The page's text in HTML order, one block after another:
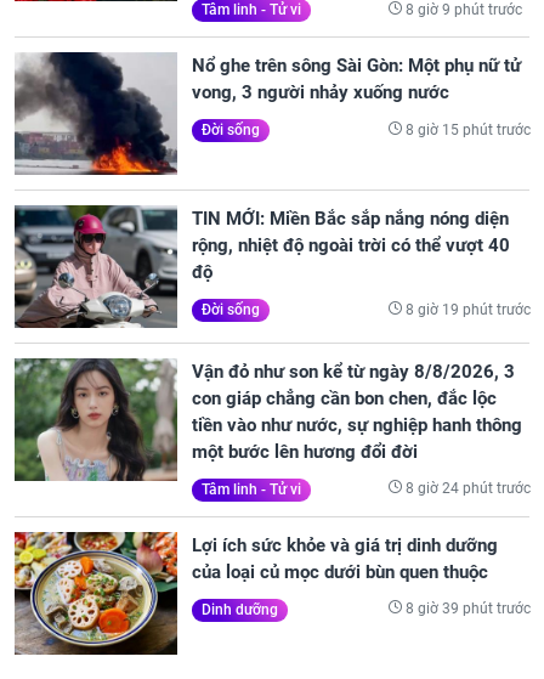
Tâm linh - Tử vi 8 giờ 9 phút trước
Nổ ghe trên sông Sài Gòn: Một phụ nữ tử
vong, 3 người nhảy xuống nước
Đời sống 8 giờ 15 phút trước
TIN MỚI: Miền Bắc sắp nắng nóng diện
rộng, nhiệt độ ngoài trời có thể vượt 40
độ
Đời sống 8 giờ 19 phút trước
Vận đỏ như son kể từ ngày 8/8/2026, 3
con giáp chẳng cần bon chen, đắc lộc
tiền vào như nước, sự nghiệp hanh thông
một bước lên hương đổi đời
Tâm linh - Tử vi 8 giờ 24 phút trước
Lợi ích sức khỏe và giá trị dinh dưỡng
của loại củ mọc dưới bùn quen thuộc
Dinh dưỡng 8 giờ 39 phút trước